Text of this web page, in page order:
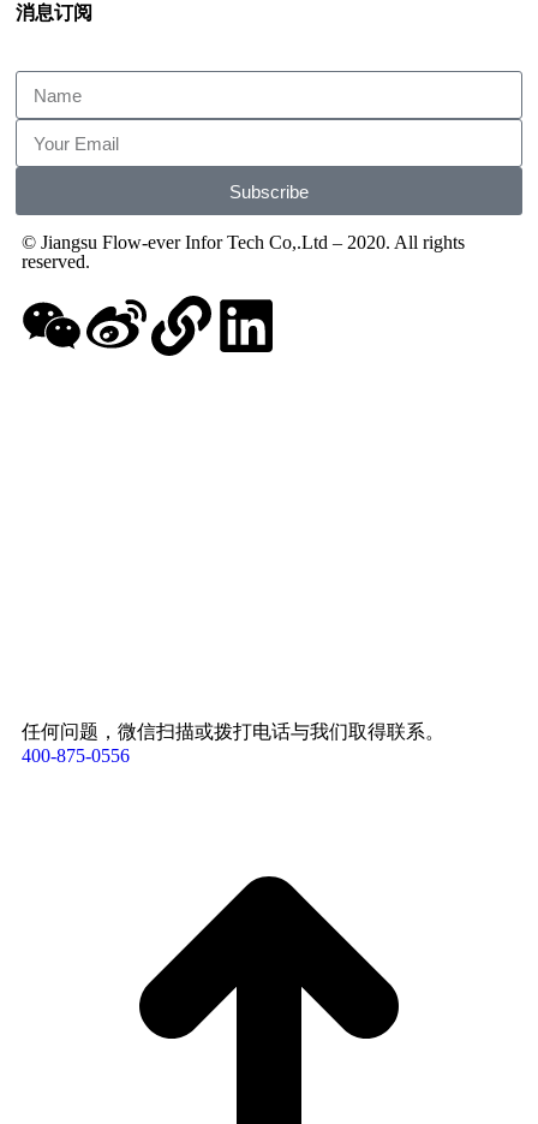
消息订阅
Subscribe
© Jiangsu Flow-ever Infor Tech Co,.Ltd – 2020. All rights
reserved.
任何问题，微信扫描或拨打电话与我们取得联系。
400-875-0556​